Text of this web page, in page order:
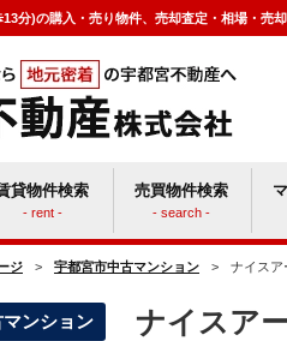
分)の購入・売り物件、売却査定・相場・売
貸物件検索
- rent -
売買物件検索
- search -
マン
ジ > 宇都宮市中古マンション > ナイスア
ンション ナイスア